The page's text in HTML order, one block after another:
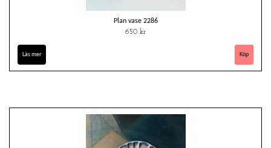
Plan vase 2286
650 kr
Läs mer